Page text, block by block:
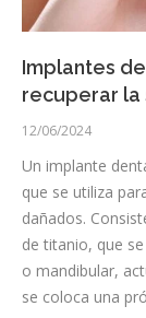
Implantes
recuperar la
12/06/2024
Un implante
que se utiliza
dañados.
de titanio, que
o mandibular,
se coloca una